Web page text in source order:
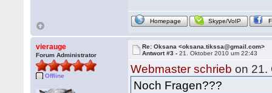
Homepage Skype/VoIP
vierauge
Forum Administrator
Offline
Re: Oksana <oksana.tikssa@gmail.com>
Antwort #3 -21. Oktober 2010 um 22:43
Webmaster schrieb on 21.
Noch Fragen???